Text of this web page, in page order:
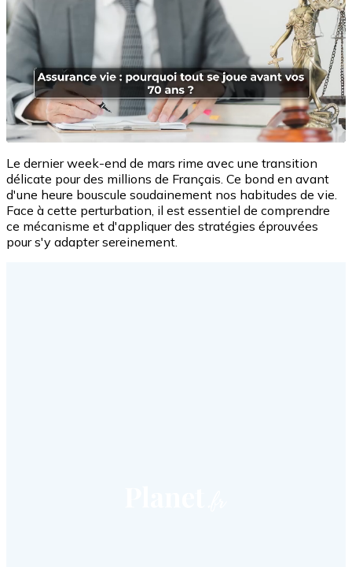
Le dernier week-end de mars rime avec une transition
délicate pour des millions de Français. Ce bond en avant
d'une heure bouscule soudainement nos habitudes de vie.
Face à cette perturbation, il est essentiel de comprendre
ce mécanisme et d'appliquer des stratégies éprouvées
pour s'y adapter sereinement.